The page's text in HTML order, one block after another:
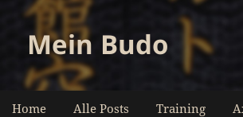
Mein Budo
Home Alle Posts Training